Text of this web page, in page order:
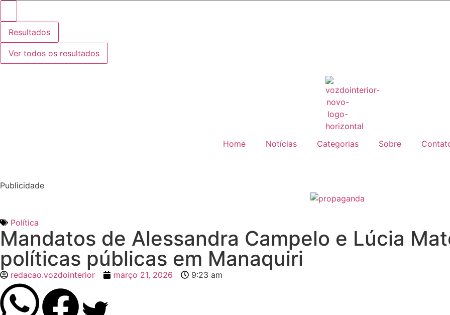
Resultados
Ver todos os resultados
Home Notícias Categorias Sobre
Publicidade
Política
Mandatos de Alessandra Campelo e Lúcia
políticas públicas em Manaquiri
redacao.vozdointerior março 21, 2026 9:23 am